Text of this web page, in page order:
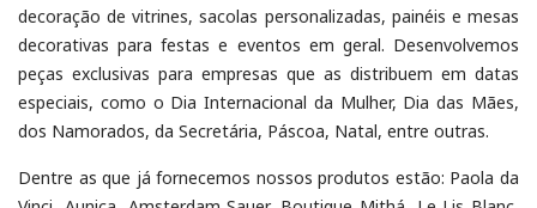
decoração de vitrines, sacolas personalizadas, painéis e mesas
decorativas para festas e eventos em geral. Desenvolvemos
peças exclusivas para empresas que as distribuem em datas
especiais, como o Dia Internacional da Mulher, Dia das Mães,
dos Namorados, da Secretária, Páscoa, Natal, entre outras.
Dentre as que já fornecemos nossos produtos estão: Paola da